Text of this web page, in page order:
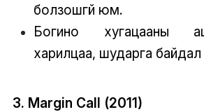
болзошгүй юм.
Богино хугацааны
харилцаа, шударга байдал
3. Margin Call (2011)